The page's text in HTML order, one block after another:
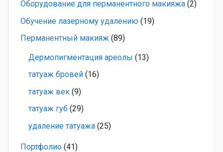
Оборудование для перманентного макияжа (2)
Обучение лазерному удалению (19)
Перманентный макияж (89)
Дермопигментация ареолы (13)
татуаж бровей (16)
татуаж век (9)
татуаж губ (29)
удаление татуажа (25)
Портфолио (41)